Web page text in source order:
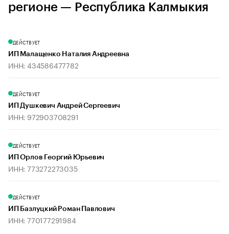
регионе — Республика Калмыкия
ДЕЙСТВУЕТ
ИП Малащенко Наталия Андреевна
ИНН: 434586477782
ДЕЙСТВУЕТ
ИП Душкевич Андрей Сергеевич
ИНН: 972903708291
ДЕЙСТВУЕТ
ИП Орлов Георгий Юрьевич
ИНН: 773272273035
ДЕЙСТВУЕТ
ИП Базлуцкий Роман Павлович
ИНН: 770177291984